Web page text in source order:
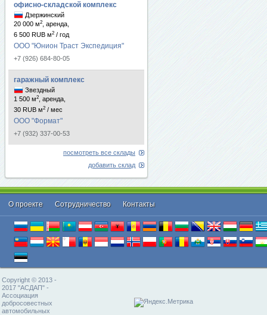
офисно-складской комплекс
Дзержинский
20 000 м2
, аренда,
6 500 RUB м2 / год
ООО "Юнион Траст Экспедиция"
+7 (926) 684-80-05
гаражный комплекс
Звездный
1 500 м2
, аренда,
30 RUB м2 / мес
ООО "Формат"
+7 (932) 337-00-53
посмотреть все склады
добавить склад
О проекте Cотрудничество Контакты
Copyright © 2013 -
2017 "АСДАП" -
Ассоциация
добросовестных
автомобильных